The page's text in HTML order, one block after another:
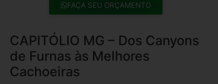
FAÇA SEU ORÇAMENTO
CAPITÓLIO MG – Dos Canyons
de Furnas às Melhores
Cachoeiras